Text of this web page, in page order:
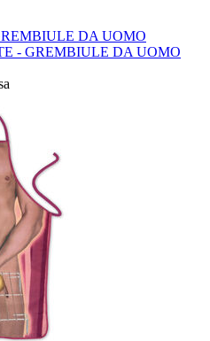
DA UOMO
- GREMBIULE DA UOMO